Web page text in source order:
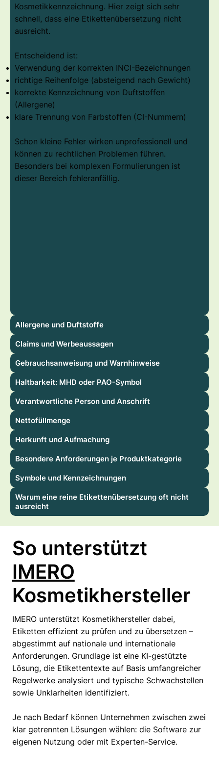
Kosmetikkennzeichnung. Hier zeigt sich sehr
schnell, dass eine Etikettenübersetzung nicht
ausreicht.
Entscheidend ist:
Verwendung der korrekten INCI-Bezeichnungen
richtige Reihenfolge (absteigend nach Gewicht)
korrekte Kennzeichnung von Duftstoffen
(Allergene)
klare Trennung von Farbstoffen (CI-Nummern)
Schon kleine Fehler wirken unprofessionell und
können zu rechtlichen Problemen führen.
Besonders bei komplexen Formulierungen ist
dieser Bereich fehleranfällig.
Allergene und Duftstoffe
Claims und Werbeaussagen
Gebrauchsanweisung und Warnhinweise
Haltbarkeit: MHD oder PAO-Symbol
Verantwortliche Person und Anschrift
Nettofüllmenge
Herkunft und Aufmachung
Besondere Anforderungen je Produktkategorie
Symbole und Kennzeichnungen
Warum eine reine Etikettenübersetzung oft nicht
ausreicht
So unterstützt
IMERO
Kosmetikhersteller
IMERO unterstützt Kosmetikhersteller dabei,
Etiketten effizient zu prüfen und zu übersetzen –
abgestimmt auf nationale und internationale
Anforderungen. Grundlage ist eine KI-gestützte
Lösung, die Etikettentexte auf Basis umfangreicher
Regelwerke analysiert und typische Schwachstellen
sowie Unklarheiten identifiziert.
Je nach Bedarf können Unternehmen zwischen zwei
klar getrennten Lösungen wählen: die Software zur
eigenen Nutzung oder mit Experten-Service.